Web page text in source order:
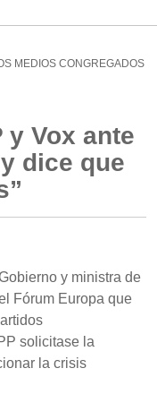
MEDIOS CONGREGADOS
y Vox ante
dice que
y ministra de
Fórum Europa que
solicitase la
la crisis